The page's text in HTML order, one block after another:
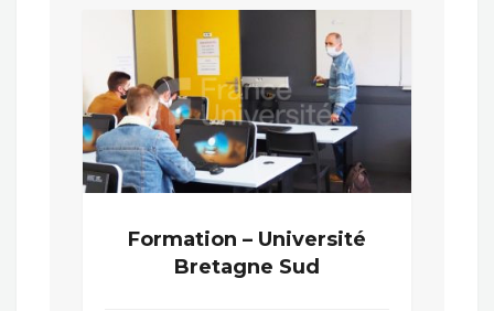
Formation – Université
Bretagne Sud